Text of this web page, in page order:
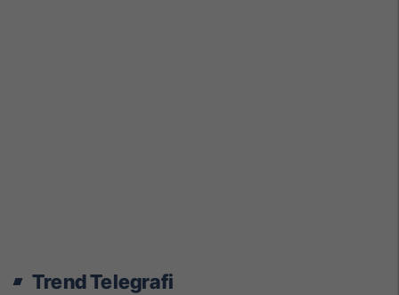
Trend Telegrafi